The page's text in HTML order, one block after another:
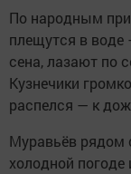
По народным
плещутся в воде
сена, лазают по
Кузнечики
распелся — к
Муравьёв рядом
холодной